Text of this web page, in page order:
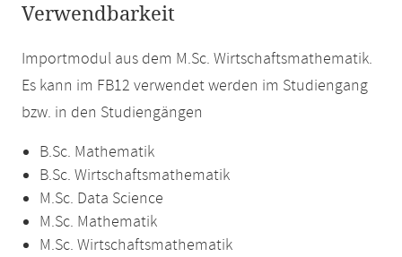
Verwendbarkeit
Importmodul aus dem M.Sc. Wirtschaftsmathematik.
Es kann im FB12 verwendet werden im Studiengang
bzw. in den Studiengängen
B.Sc. Mathematik
B.Sc. Wirtschaftsmathematik
M.Sc. Data Science
M.Sc. Mathematik
M.Sc. Wirtschaftsmathematik